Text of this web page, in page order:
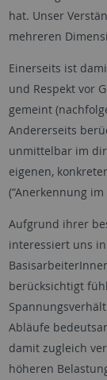
hat. Unser
mehreren
Einerseits ist
und Respekt vor
gemeint
Andererseits
unmittelbar im
eigenen,
(“Anerkennung
Aufgrund ihrer
interessiert uns
berücksichtigt
Abläufe
damit zugleich
höheren